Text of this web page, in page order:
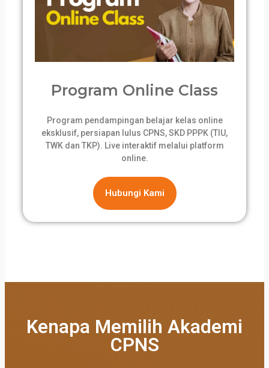
Program Online Class
Program pendampingan belajar kelas online
eksklusif, persiapan lulus CPNS, SKD PPPK (TIU,
TWK dan TKP). Live interaktif melalui platform
online.
Hubungi Kami
Kenapa Memilih Akademi
CPNS